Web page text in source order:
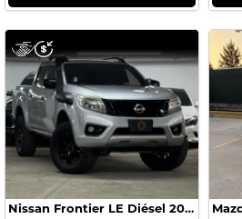
Nissan Frontier LE Diésel 2016